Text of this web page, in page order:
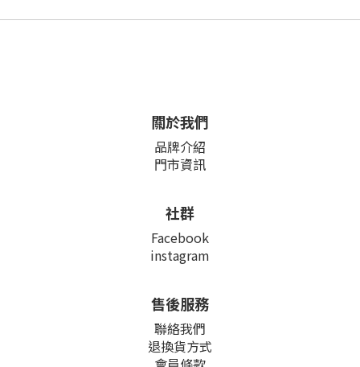
關於我們
品牌介紹
門市資訊
社群
Facebook
instagram
售後服務
聯絡我們
退換貨方式